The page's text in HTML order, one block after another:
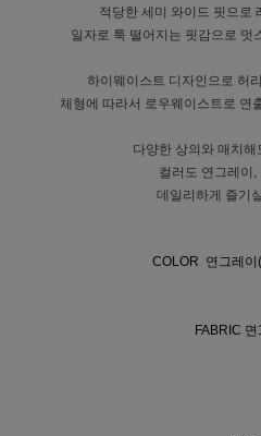
적당한 세미 와이드 핏으로
일자로 툭 떨어지는 핏감으로 멋
하이웨이스트 디자인으로 허
체형에 따라서 로우웨이스트로 연
다양한 상의와 매치
컬러도 연그레이,
데일리하게 즐기
COLOR 연그레이
FABRIC